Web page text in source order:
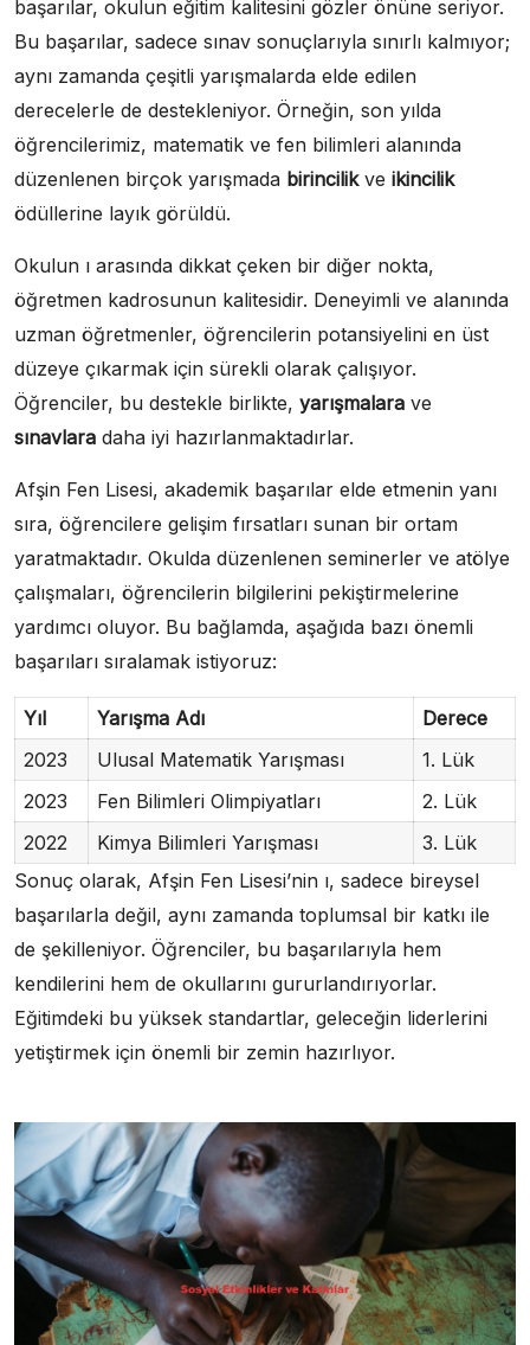
başarılar, okulun eğitim kalitesini gözler önüne seriyor.
Bu başarılar, sadece sınav sonuçlarıyla sınırlı kalmıyor;
aynı zamanda çeşitli yarışmalarda elde edilen
derecelerle de destekleniyor. Örneğin, son yılda
öğrencilerimiz, matematik ve fen bilimleri alanında
düzenlenen birçok yarışmada birincilikve ikincilik
ödüllerine layık görüldü.
Okulun ı arasında dikkat çeken bir diğer nokta,
öğretmen kadrosunun kalitesidir. Deneyimli ve alanında
uzman öğretmenler, öğrencilerin potansiyelini en üst
düzeye çıkarmak için sürekli olarak çalışıyor.
Öğrenciler, bu destekle birlikte, yarışmalara ve
sınavlara daha iyi hazırlanmaktadırlar.
Afşin Fen Lisesi, akademik başarılar elde etmenin yanı
sıra, öğrencilere gelişim fırsatları sunan bir ortam
yaratmaktadır. Okulda düzenlenen seminerler ve atölye
çalışmaları, öğrencilerin bilgilerini pekiştirmelerine
yardımcı oluyor. Bu bağlamda, aşağıda bazı önemli
başarıları sıralamak istiyoruz:
Yıl Yarışma Adı
Derece
2023
Ulusal Matematik Yarışması
1. Lük
2023
Fen Bilimleri Olimpiyatları
2. Lük
2022
Kimya Bilimleri Yarışması
3. Lük
Sonuç olarak, Afşin Fen Lisesi’nin ı, sadece bireysel
başarılarla değil, aynı zamanda toplumsal bir katkı ile
de şekilleniyor. Öğrenciler, bu başarılarıyla hem
kendilerini hem de okullarını gururlandırıyorlar.
Eğitimdeki bu yüksek standartlar, geleceğin liderlerini
yetiştirmek için önemli bir zemin hazırlıyor.